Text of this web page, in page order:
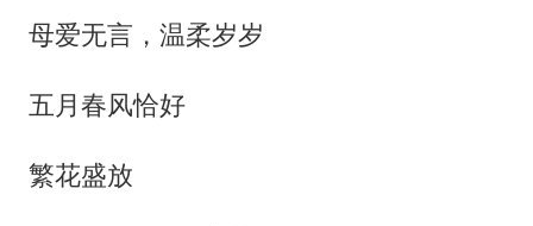
母爱无言，温柔岁岁
五月春风恰好
繁花盛放